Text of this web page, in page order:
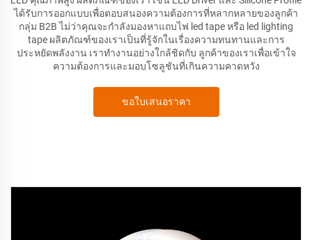
ได้รับการออกแบบเพื่อตอบสนองความต้องการที่หลากหลายของลูกค้า
กลุ่ม B2B ไม่ว่าคุณจะกำลังมองหาแถบไฟ led tape หรือ led lighting
tape ผลิตภัณฑ์ของเราเป็นที่รู้จักในเรื่องความทนทานและการ
ประหยัดพลังงาน เราทำงานอย่างใกล้ชิดกับ ลูกค้าของเราเพื่อเข้าใจ
ความต้องการและมอบโซลูชันที่เกินความคาดหวัง
ขอใบเสนอราคา